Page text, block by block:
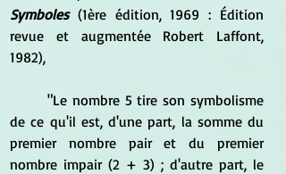
Symboles (1ère édition, 1969 : Édition
revue et augmentée Robert Laffont,
1982),
de ce qu'il est, d'une part, la somme du
premier nombre pair et du premier
nombre impair (2 + 3) ; d'autre part, le